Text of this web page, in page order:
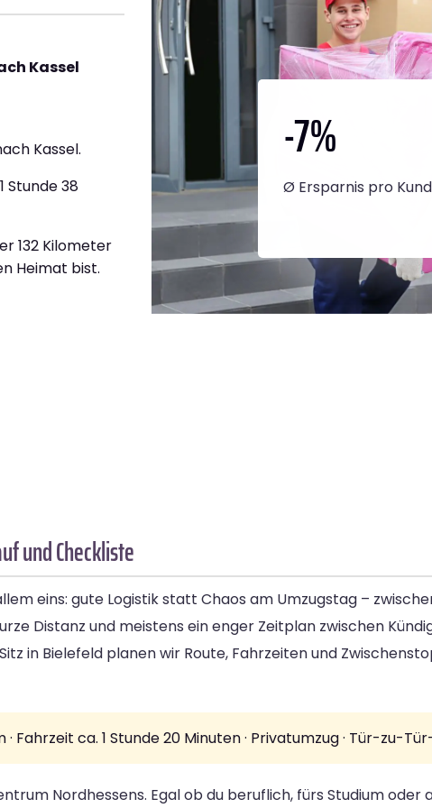
Kassel
Kassel.
Stunde 38
132 Kilometer
Heimat bist.
-7%
Ø Ersparnis pro
und Checkliste
eins: gute Logistik statt Chaos am Umzugstag –
Distanz und meistens ein enger Zeitplan zwischen
in Bielefeld planen wir Route, Fahrzeiten und
· Fahrzeit ca. 1 Stunde 20 Minuten · Privatumzug · Tür-zu-
Nordhessens. Egal ob du beruflich, fürs Studium oder